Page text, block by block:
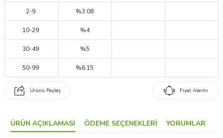
2-9 %3.08
10-29 %4
30-49 %5
50-99 %6.15
Ürünü Paylaş Fiyat Alarmı
ÜRÜN AÇIKLAMASI ÖDEME SEÇENEKLERI YORUMLAR